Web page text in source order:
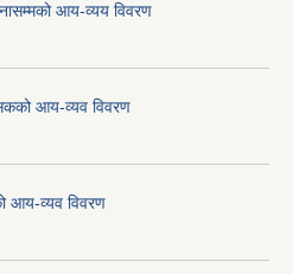
आय-व्यय विवरण
आय-व्यव विवरण
आय-व्यव विवरण